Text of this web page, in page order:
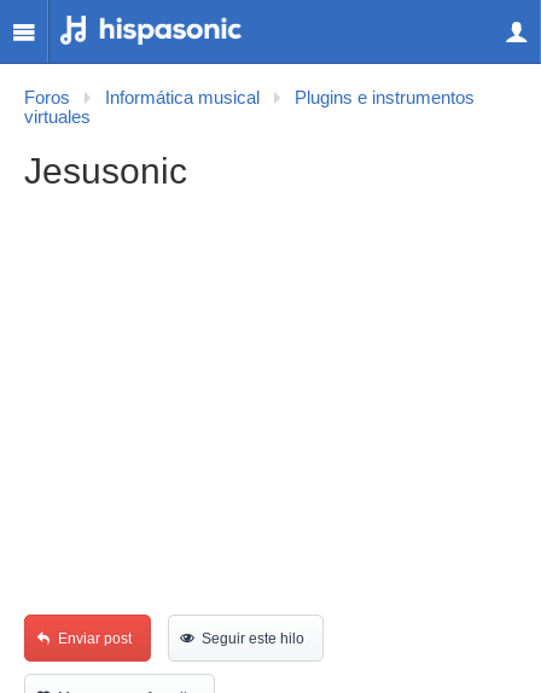
Foros Informática musical
Plugins e instrumentos
virtuales
Jesusonic
Enviar post Seguir este hilo